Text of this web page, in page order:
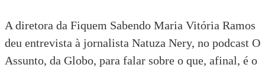
A diretora da Fiquem Sabendo Maria Vitória Ramos
deu entrevista à jornalista Natuza Nery, no podcast O
Assunto, da Globo, para falar sobre o que, afinal, é o